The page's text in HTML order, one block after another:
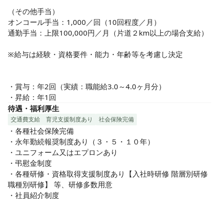
（その他手当）
オンコール手当：1,000／回（10回程度／月）
通勤手当：上限100,000円／月（片道２km以上の場合支給）
※給与は経験・資格要件・能力・年齢等を考慮し決定
・賞与：年2回（実績：職能給3.0～4.0ヶ月分）
・昇給：年1回
待遇・福利厚生
交通費支給 育児支援制度あり 社会保険完備
・各種社会保険完備
・永年勤続報奨制度あり（３・５・１０年）
・ユニフォーム又はエプロンあり
・弔慰金制度
・各種研修・資格取得支援制度あり【入社時研修 階層別研修
職種別研修】 等、研修多数用意
・社員紹介制度